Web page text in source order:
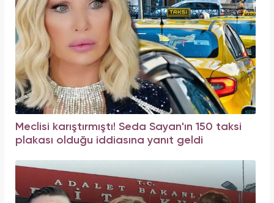
Meclisi karıştırmıştı! Seda Sayan'ın 150 taksi
plakası olduğu iddiasına yanıt geldi